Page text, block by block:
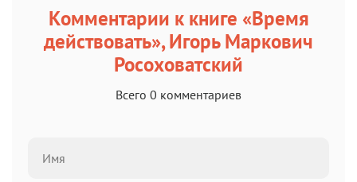
Комментарии к книге «Время
действовать», Игорь Маркович
Росоховатский
Всего 0 комментариев